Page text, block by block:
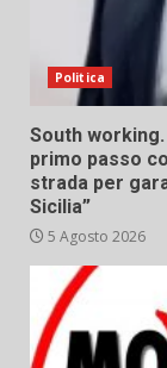
Politica
South
primo passo
strada per
Sicilia”
5 Agosto 2026